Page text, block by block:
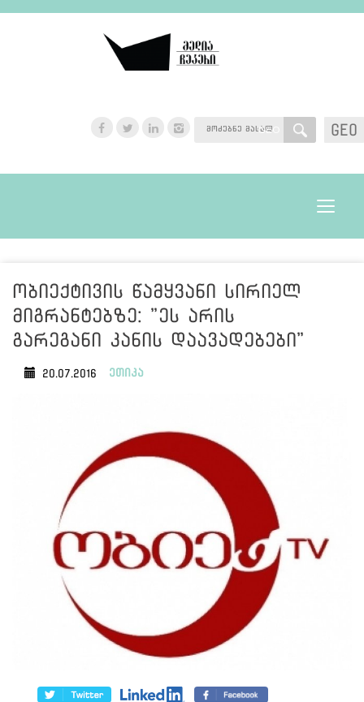
GEO
GEO
Toggle
ობიექტივის წამყვანი სირიელ
მიგრანტებზე: "ეს არის
გარეგანი კანის დაავადებები"
20.07.2016 ეთიკა